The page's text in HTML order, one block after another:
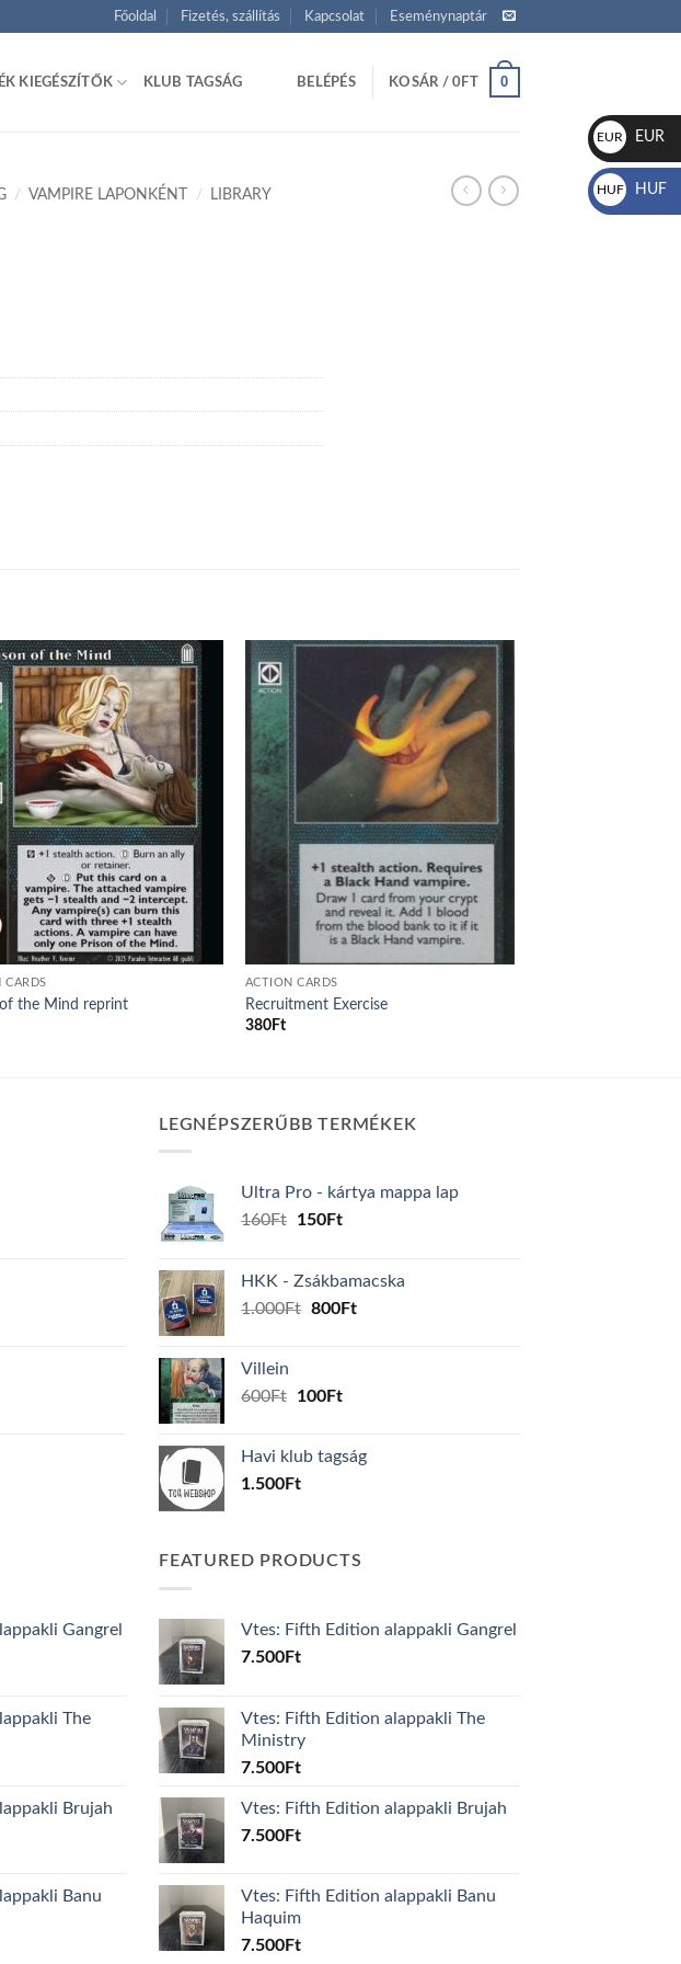
Főoldal Fizetés, szállítás Kapcsolat Eseménynaptár
KIEGÉSZÍTŐK KLUB TAGSÁG BELÉPÉS KOSÁR /0FT 0
/ VAMPIRE LAPONKÉNT /
LIBRARY
Add to
CARDS
the Mind reprint
Add to
wishlist
ACTION CARDS
Recruitment Exercise
380Ft
LEGNÉPSZERŰBB TERMÉKEK
Ultra Pro - kártya mappa lap
160Ft
Original
160Ft.
150FtCurrent
150Ft.
HKK - Zsákbamacska
1.000Ft Original
800FtCurrent
Villein
600Ft
Original
600Ft.
100FtCurrent
100Ft.
Havi klub tagság
1.500Ft
Gangrel
The
Brujah
Banu
FEATURED PRODUCTS
Vtes: Fifth Edition alappakli Gangrel
7.500Ft
Vtes: Fifth Edition alappakli The
Ministry
7.500Ft
Vtes: Fifth Edition alappakli Brujah
7.500Ft
Vtes: Fifth Edition alappakli Banu
Haquim
7.500Ft
EUR
€
EUR
HUF
Ft
HUF